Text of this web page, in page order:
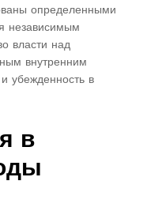
определенными
независимым
власти над
внутренним
убежденность в
в